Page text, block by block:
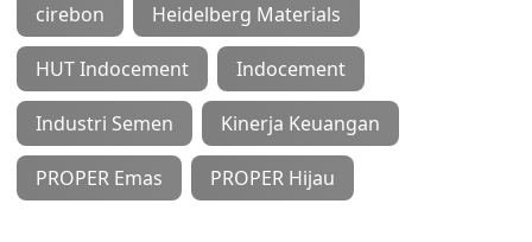
cirebon Heidelberg Materials
HUT Indocement Indocement
Industri Semen Kinerja Keuangan
PROPER Emas PROPER Hijau